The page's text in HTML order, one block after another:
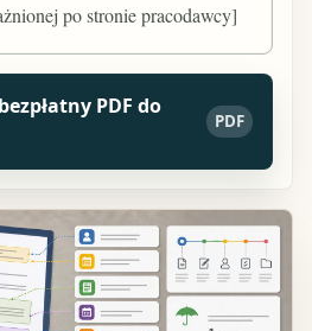
po stronie pracodawcy]
PDF do
PDF